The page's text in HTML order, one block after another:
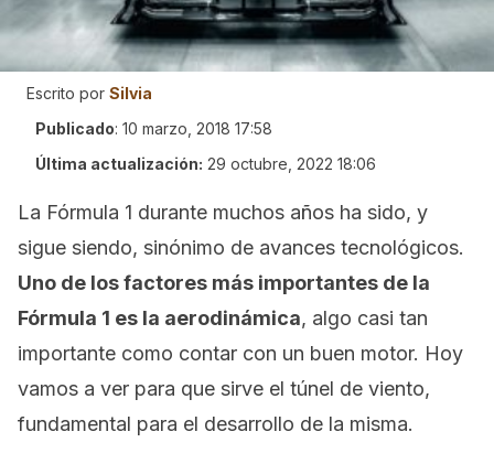
Escrito por Silvia
Publicado: 10 marzo, 2018 17:58
Última actualización: 29 octubre, 2022 18:06
La Fórmula 1 durante muchos años ha sido, y
sigue siendo, sinónimo de avances tecnológicos.
Uno de los factores más importantes de la
Fórmula 1 es la aerodinámica, algo casi tan
importante como contar con un buen motor. Hoy
vamos a ver para que sirve el túnel de viento,
fundamental para el desarrollo de la misma.